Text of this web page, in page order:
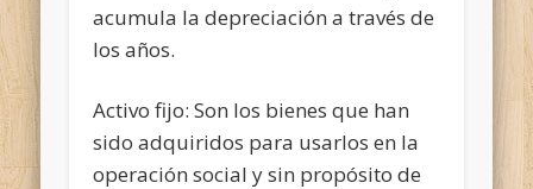
acumula la depreciación a través de
los años.
Activo fijo: Son los bienes que han
sido adquiridos para usarlos en la
operación social y sin propósito de